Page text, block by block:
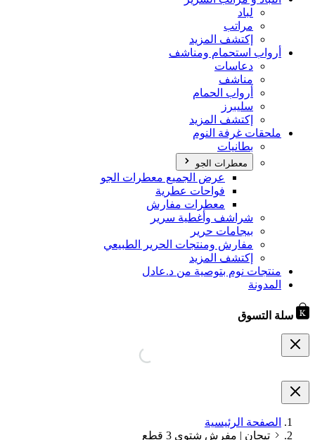
لباد
مراتب
إكتشف المزيد
أرواب استحمام ومناشف
دعاسات
مناشف
أرواب الحمام
سليبرز
إكتشف المزيد
ملحقات غرفة النوم
بطانيات
معطرات الجو
عرض الجميع معطرات الجو
فواحات عطرية
معطرات مفارش
شراشف وأغطية سرير
بيجامات حرير
مفارش ومنتجات الحرير الطبيعي
إكتشف المزيد
منتجات نوم بتوصية من د.عادل
المدونة
سلة التسوق
الصفحة الرئيسية
تيجان | مفرش شتوي 3 قطع